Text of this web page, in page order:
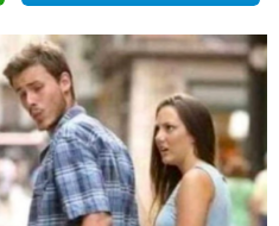
final
y
no
lo
sabías